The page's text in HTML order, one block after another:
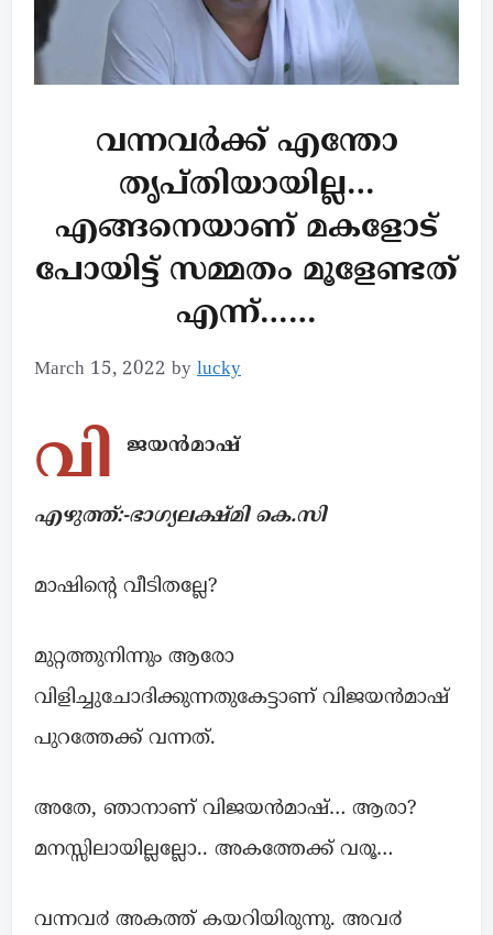
വന്നവർക്ക് എന്തോ
തൃപ്തിയായില്ല…
എങ്ങനെയാണ് മകളോട്
പോയിട്ട് സമ്മതം മൂളേണ്ടത്
എന്ന്……
March 15, 2022 by lucky
വി ജയൻമാഷ്
എഴുത്ത്:-ഭാഗ്യലക്ഷ്മി കെ.സി
മാഷിന്റെ വീടിതല്ലേ?
മുറ്റത്തുനിന്നും ആരോ
വിളിച്ചുചോദിക്കുന്നതുകേട്ടാണ് വിജയൻമാഷ്
പുറത്തേക്ക് വന്നത്.
അതേ, ഞാനാണ് വിജയൻമാഷ്… ആരാ?
മനസ്സിലായില്ലല്ലോ.. അകത്തേക്ക് വരൂ…
വന്നവ൪ അകത്ത് കയറിയിരുന്നു. അവ൪